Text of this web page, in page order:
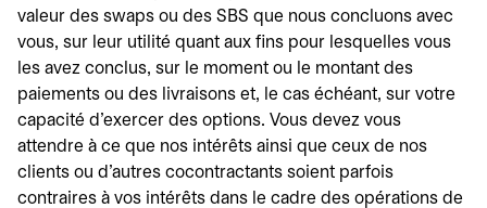
valeur des swaps ou des SBS que nous concluons avec
vous, sur leur utilité quant aux fins pour lesquelles vous
les avez conclus, sur le moment ou le montant des
paiements ou des livraisons et, le cas échéant, sur votre
capacité d'exercer des options. Vous devez vous
attendre à ce que nos intérêts ainsi que ceux de nos
clients ou d'autres cocontractants soient parfois
contraires à vos intérêts dans le cadre des opérations de